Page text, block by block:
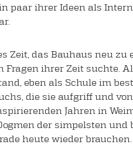
paar ihrer Ideen als
Zeit, das Bauhaus neu
ihrer Zeit suchte.
eben als Schule im
die sie aufgriff und
Jahren in
der simpelsten
heute wieder brauchen.